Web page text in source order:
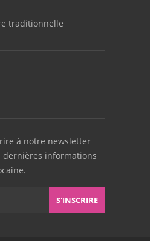
traditionnelle
à notre newsletter
dernières informations
S'INSCRIRE